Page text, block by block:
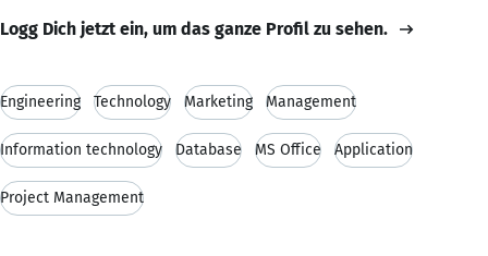
Logg Dich jetzt ein, um das ganze Profil zu sehen.
Engineering Technology Marketing Management
Information technology Database MS Office Application
Project Management